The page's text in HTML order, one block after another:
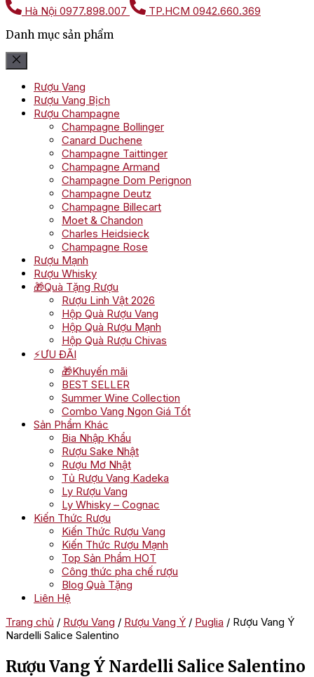
Hà Nội 0977.898.007 TP.HCM 0942.660.369
Danh mục sản phẩm
Rượu Vang
Rượu Vang Bịch
Rượu Champagne
Champagne Bollinger
Canard Duchene
Champagne Taittinger
Champagne Armand
Champagne Dom Perignon
Champagne Deutz
Champagne Billecart
Moet & Chandon
Charles Heidsieck
Champagne Rose
Rượu Mạnh
Rượu Whisky
🎁Quà Tặng Rượu
Rượu Linh Vật 2026
Hộp Quà Rượu Vang
Hộp Quà Rượu Mạnh
Hộp Quà Rượu Chivas
⚡ƯU ĐÃI
🎁Khuyến mãi
BEST SELLER
Summer Wine Collection
Combo Vang Ngon Giá Tốt
Sản Phẩm Khác
Bia Nhập Khẩu
Rượu Sake Nhật
Rượu Mơ Nhật
Tủ Rượu Vang Kadeka
Ly Rượu Vang
Ly Whisky – Cognac
Kiến Thức Rượu
Kiến Thức Rượu Vang
Kiến Thức Rượu Mạnh
Top Sản Phẩm HOT
Công thức pha chế rượu
Blog Quà Tặng
Liên Hệ
Trang chủ / Rượu Vang / Rượu Vang Ý / Puglia / Rượu Vang Ý
Nardelli Salice Salentino
Rượu Vang Ý Nardelli Salice Salentino